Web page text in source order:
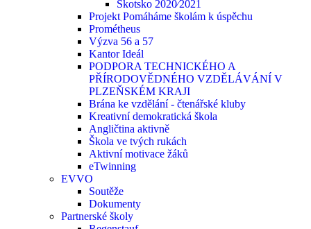
Skotsko 2020⁄2021
Projekt Pomáháme školám k úspěchu
Prométheus
Výzva 56 a 57
Kantor Ideál
PODPORA TECHNICKÉHO A
PŘÍRODOVĚDNÉHO VZDĚLÁVÁNÍ V
PLZEŇSKÉM KRAJI
Brána ke vzdělání - čtenářské kluby
Kreativní demokratická škola
Angličtina aktivně
Škola ve tvých rukách
Aktivní motivace žáků
eTwinning
EVVO
Soutěže
Dokumenty
Partnerské školy